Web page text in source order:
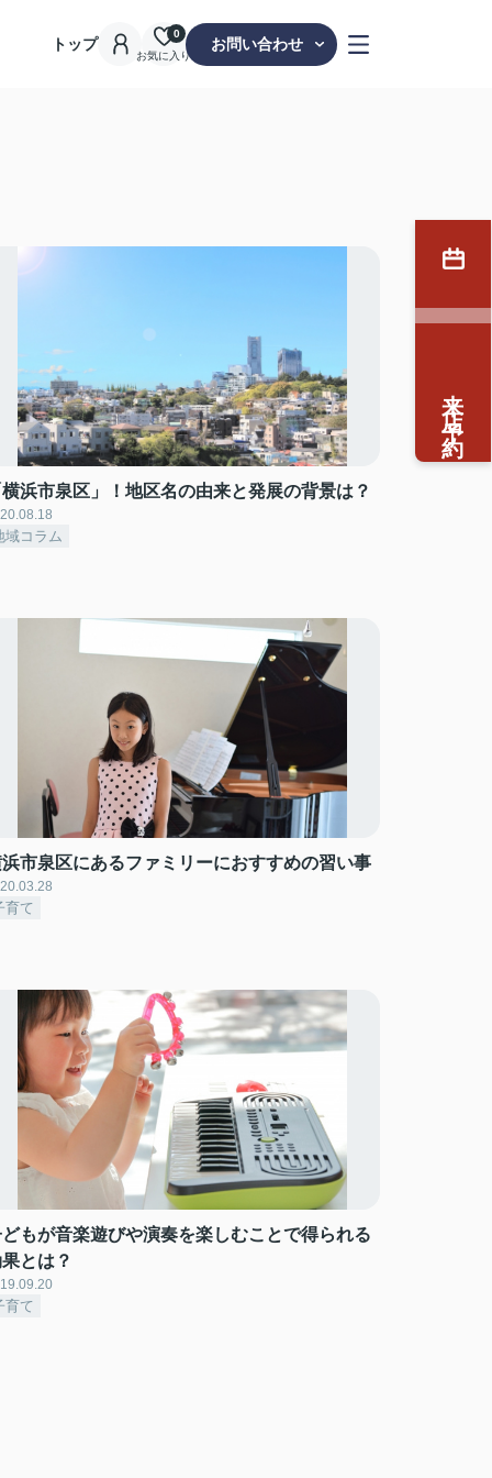
トップ
お気に入り
0
お問い合わせ
横浜市泉区」！地区名の由来と発展の背景は？
域コラム
市泉区にあるファミリーにおすすめの習い事
育て
もが音楽遊びや演奏を楽しむことで得られる
とは？
育て
来店予約